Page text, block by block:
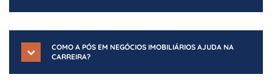
COMO A PÓS EM NEGÓCIOS IMOBILIÁRIOS AJUDA NA
CARREIRA?